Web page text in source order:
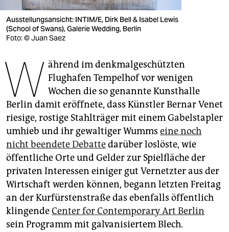
veranstaltungen
shop
unterstützen
abo
genossenschaft
epaper login
Ausstellungsansicht: INTIM/E, Dirk Bell & Isabel Lewis
(School of Swans), Galerie Wedding, Berlin
Foto: © Juan Saez
W ährend im denkmalgeschützten
Flughafen Tempelhof vor wenigen
Wochen die so genannte Kunsthalle
Berlin damit eröffnete, dass Künstler Bernar Venet
riesige, rostige Stahlträger mit einem Gabelstapler
umhieb und ihr gewaltiger Wumms eine noch
nicht beendete Debattedarüber loslöste, wie
öffentliche Orte und Gelder zur Spielfläche der
privaten Interessen einiger gut Vernetzter aus der
Wirtschaft werden können, begann letzten Freitag
an der Kurfürstenstraße das ebenfalls öffentlich
klingendeCenter for Contemporary Art Berlin
sein Programm mit galvanisiertem Blech.